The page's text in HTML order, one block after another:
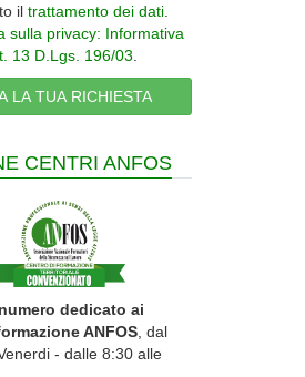
il trattamento dei dati
sulla privacy: Informativa
13 D.Lgs. 196/03
CENTRI ANFOS
numero dedicato ai
ANFOS , dal
- dalle 8:30 alle